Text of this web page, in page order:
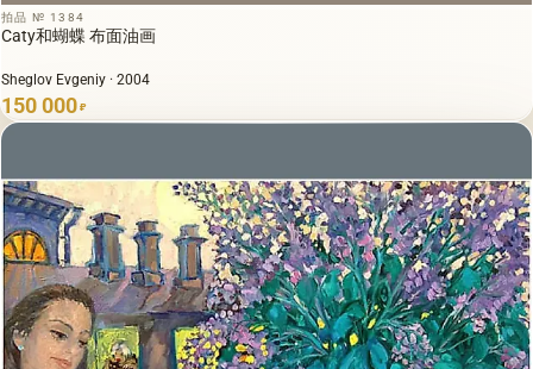
拍品 № 1384
Caty和蝴蝶 布面油画
Sheglov Evgeniy · 2004
150 000 ₽